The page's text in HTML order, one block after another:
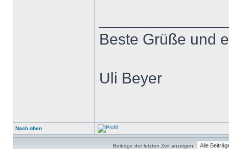
Beste Grüße und
Uli Beyer
Nach oben
Beiträge der letzten Zeit anzeigen: